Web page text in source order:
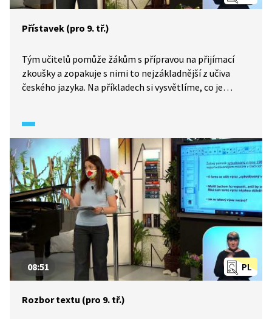
Přístavek (pro 9. tř.)
Tým učitelů pomůže žákům s přípravou na přijímací
zkoušky a zopakuje s nimi to nejzákladnější z učiva
českého jazyka. Na příkladech si vysvětlíme, co je
PL
08:51
Rozbor textu (pro 9. tř.)